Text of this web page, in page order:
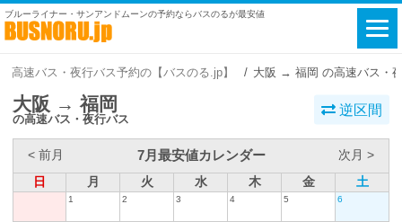
ブルーライナー・サンアンドムーンの予約ならバスのるが最安値
高速バス・夜行バス予約の【バスのる.jp】 大阪 → 福岡 の高速バス・
大阪 → 福岡
の高速バス・夜行バス
逆区間
< 前月 7月最安値カレンダー
次月 >
日
月 火 水 木 金 土
1 2 3 4 5 6